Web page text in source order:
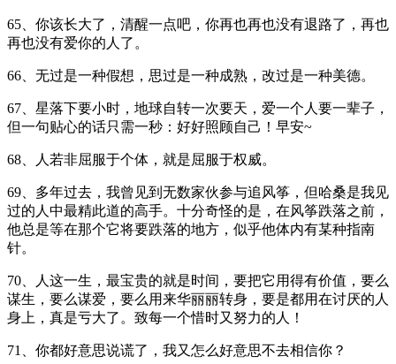
65、你该长大了，清醒一点吧，你再也再也没有退路了，再也
再也没有爱你的人了。
66、无过是一种假想，思过是一种成熟，改过是一种美德。
67、星落下要小时，地球自转一次要天，爱一个人要一辈子，
但一句贴心的话只需一秒：好好照顾自己！早安~
68、人若非屈服于个体，就是屈服于权威。
69、多年过去，我曾见到无数家伙参与追风筝，但哈桑是我见
过的人中最精此道的高手。十分奇怪的是，在风筝跌落之前，
他总是等在那个它将要跌落的地方，似乎他体内有某种指南
针。
70、人这一生，最宝贵的就是时间，要把它用得有价值，要么
谋生，要么谋爱，要么用来华丽丽转身，要是都用在讨厌的人
身上，真是亏大了。致每一个惜时又努力的人！
71、你都好意思说谎了，我又怎么好意思不去相信你？